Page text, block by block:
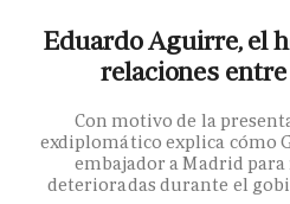
Eduardo Aguirre, el
relaciones entre
Con motivo de la
exdiplomático explica cómo
embajador a Madrid
deterioradas durante el